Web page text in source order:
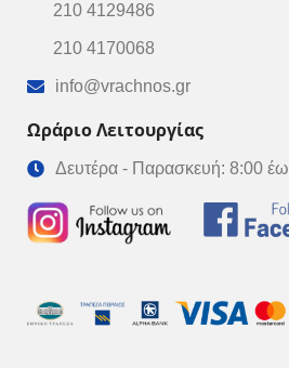
210 4129486
210 4170068
info@vrachnos.gr
Ωράριο Λειτουργίας
Δευτέρα - Παρασκευή: 8:00